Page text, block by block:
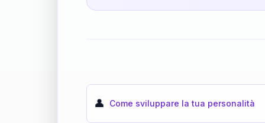
👤 Come sviluppare la tua personalità